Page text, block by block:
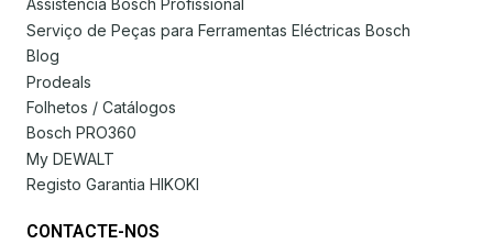
Assistência Bosch Profissional
Serviço de Peças para Ferramentas Eléctricas Bosch
Blog
Prodeals
Folhetos / Catálogos
Bosch PRO360
My DEWALT
Registo Garantia HIKOKI
CONTACTE-NOS